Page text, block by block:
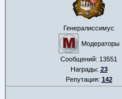
Генералиссимус
Модераторы
Сообщений: 13551
Награды: 23
Репутация: 142